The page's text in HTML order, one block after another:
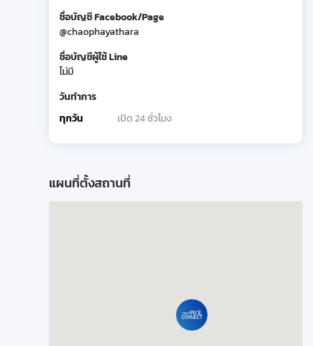
ชื่อบัญชี Facebook/Page
@chaophayathara
ชื่อบัญชีผู้ใช้ Line
ไม่มี
วันทำการ
ทุกวัน
เปิด 24 ชั่วโมง
แผนที่ตั้งสถานที่